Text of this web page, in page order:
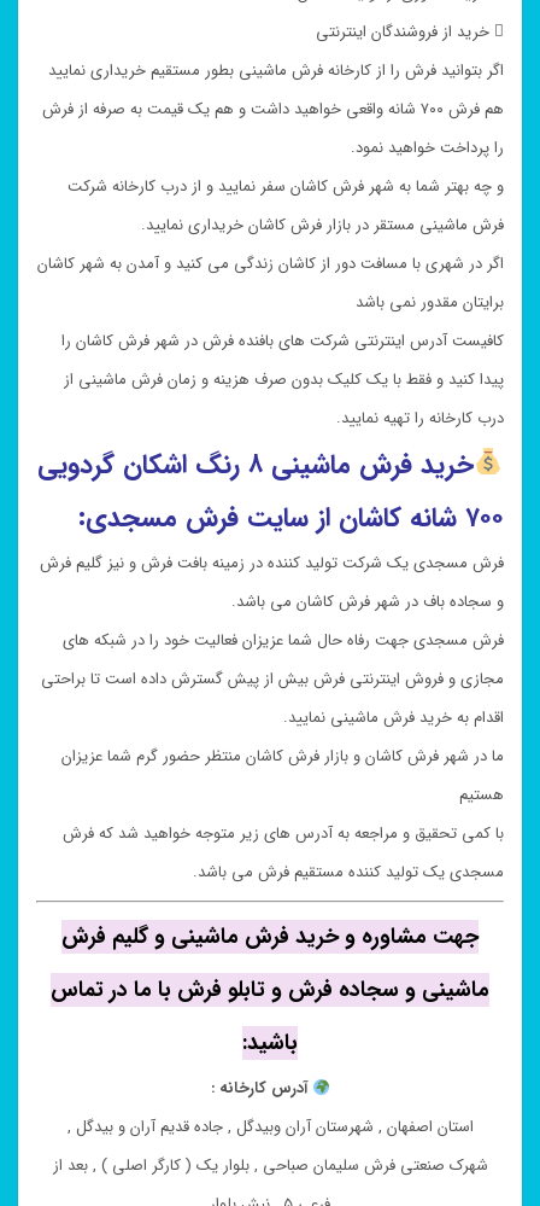
 خرید از فروشندگان اینترنتی
اگر بتوانید فرش را از کارخانه فرش ماشینی بطور مستقیم خریداری نمایید
هم فرش ۷۰۰ شانه واقعی خواهید داشت و هم یک قیمت به صرفه از فرش
را پرداخت خواهید نمود.
و چه بهتر شما به شهر فرش کاشان سفر نمایید و از درب کارخانه شرکت
فرش ماشینی مستقر در بازار فرش کاشان خریداری نمایید.
اگر در شهری با مسافت دور از کاشان زندگی می کنید و آمدن به شهر کاشان
برایتان مقدور نمی باشد
کافیست آدرس اینترنتی شرکت های بافنده فرش در شهر فرش کاشان را
پیدا کنید و فقط با یک کلیک بدون صرف هزینه و زمان فرش ماشینی از
درب کارخانه را تهیه نمایید.
خرید
فرش ماشینی ۸ رنگ اشکان گردویی
۷۰۰ شانه کاشان از سایت فرش مسجدی:
فرش مسجدی یک شرکت تولید کننده در زمینه بافت فرش و نیز گلیم فرش
و سجاده باف در شهر فرش کاشان می باشد.
فرش مسجدی جهت رفاه حال شما عزیزان فعالیت خود را در شبکه های
مجازی و فروش اینترنتی فرش بیش از پیش گسترش داده است تا براحتی
اقدام به خرید فرش ماشینی نمایید.
ما در شهر فرش کاشان و بازار فرش کاشان منتظر حضور گرم شما عزیزان
هستیم
با کمی تحقیق و مراجعه به آدرس های زیر متوجه خواهید شد که فرش
مسجدی یک تولید کننده مستقیم فرش می باشد.
جهت مشاوره و خرید فرش ماشینی و گلیم فرش
ماشینی و سجاده فرش و تابلو فرش با ما در تماس
باشید:
آدرس کارخانه :
استان اصفهان , شهرستان آران وبیدگل , جاده قدیم آران و بیدگل ,
شهرک صنعتی فرش سلیمان صباحی , بلوار یک ( کارگر اصلی ) , بعد از